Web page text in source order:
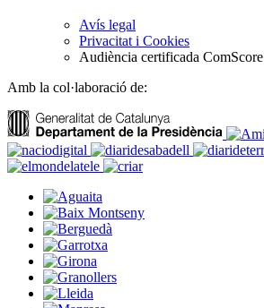
Avís legal
Privacitat i Cookies
Audiència certificada ComScore
Amb la col·laboració de: